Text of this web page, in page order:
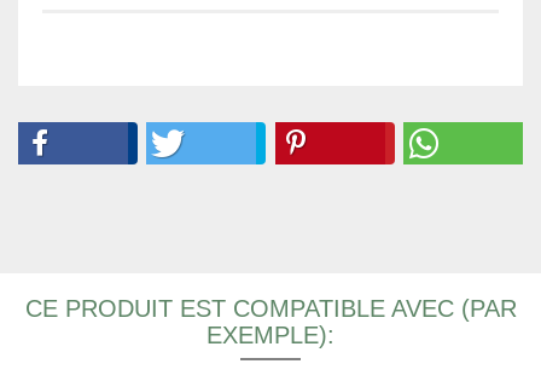
CE PRODUIT EST COMPATIBLE AVEC (PAR
EXEMPLE):